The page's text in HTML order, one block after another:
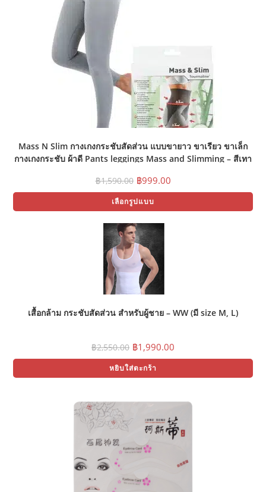
Mass N Slim กางเกงกระชับสัดส่วน แบบขายาว ขาเรียว ขาเล็ก
กางเกงกระชับ ผ้าดี Pants leggings Mass and Slimming – สีเทา
฿1,590.00 Original
price
was:
฿1,590.00.
฿999.00Current
price
฿999.00.
เลือกรูปแบบ
has
เสื้อกล้าม กระชับสัดส่วน สำหรับผู้ชาย – WW (มี size M, L)
฿2,550.00 Original
price
was:
฿2,550.00.
฿1,990.00
price
฿1,990.00.
หยิบใส่ตะกร้า